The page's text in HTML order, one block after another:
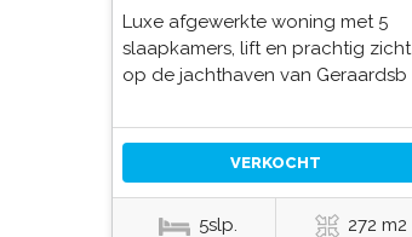
Luxe afgewerkte woning met 5
slaapkamers, lift en prachtig zicht
op de jachthaven van Geraardsb
VERKOCHT
5slp. 272 m2